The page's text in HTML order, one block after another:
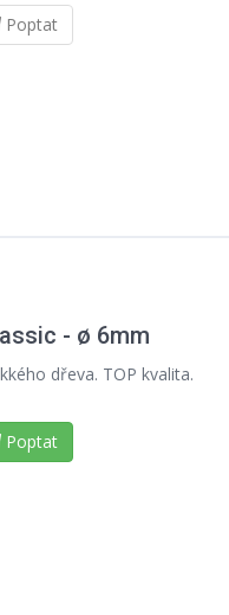
Poptat
- ø 6mm
dřeva. TOP kvalita.
Poptat